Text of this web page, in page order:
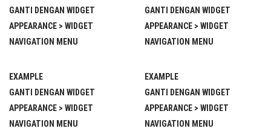
GANTI DENGAN WIDGET
APPEARANCE > WIDGET
NAVIGATION MENU
GANTI DENGAN WIDGET
APPEARANCE > WIDGET
NAVIGATION MENU
EXAMPLE
GANTI DENGAN WIDGET
APPEARANCE > WIDGET
NAVIGATION MENU
EXAMPLE
GANTI DENGAN WIDGET
APPEARANCE > WIDGET
NAVIGATION MENU